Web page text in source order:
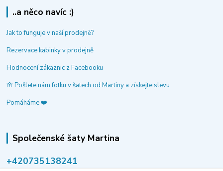
..a něco navíc :)
Jak to funguje v naší prodejně?
Rezervace kabinky v prodejně
Hodnocení zákaznic z Facebooku
🌸 Pošlete nám fotku v šatech od Martiny a získejte slevu
Pomáháme ❤️
Společenské šaty Martina
‭+420735138241